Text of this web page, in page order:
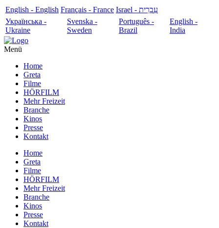
English - English Français - France
עִבְרִית - Israel
Українська -
Ukraine
Svenska -
Sweden
Português -
Brazil
English -
India
Menü
Home
Greta
Filme
HÖRFILM
Mehr Freizeit
Branche
Kinos
Presse
Kontakt
Home
Greta
Filme
HÖRFILM
Mehr Freizeit
Branche
Kinos
Presse
Kontakt